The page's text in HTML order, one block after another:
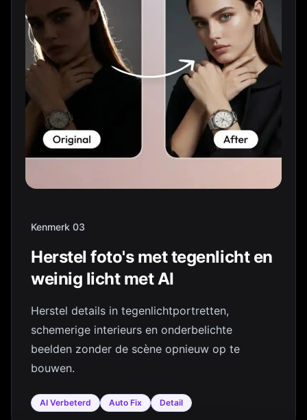
Kenmerk 03
Herstel foto's met tegenlicht en
weinig licht met AI
Herstel details in tegenlichtportretten,
schemerige interieurs en onderbelichte
beelden zonder de scène opnieuw op te
bouwen.
AI Verbeterd Auto Fix Detail